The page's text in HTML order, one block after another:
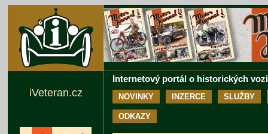
Internetový portál o historických
NOVINKY INZERCE SLUŽBY
ODKAZY
iVeteran.cz